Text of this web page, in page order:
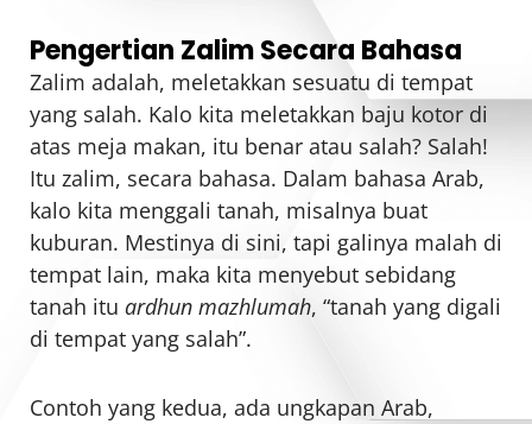
Pengertian Zalim Secara Bahasa
Zalim adalah, meletakkan sesuatu di tempat
yang salah. Kalo kita meletakkan baju kotor di
atas meja makan, itu benar atau salah? Salah!
Itu zalim, secara bahasa. Dalam bahasa Arab,
kalo kita menggali tanah, misalnya buat
kuburan. Mestinya di sini, tapi galinya malah di
tempat lain, maka kita menyebut sebidang
tanah itu ardhun mazhlumah, “tanah yang digali
di tempat yang salah”.
Contoh yang kedua, ada ungkapan Arab,